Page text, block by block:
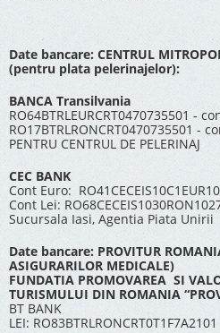
Date bancare: CENTRUL
(pentru plata pelerinajelor):
BANCA Transilvania
RO64BTRLEURCRT0470735501 -
RO17BTRLRONCRT0470735501 -
PENTRU CENTRUL DE PELERINAJ
CEC BANK
Cont Euro:
Cont Lei:
Sucursala Iasi, Agentia Piata Unirii
Date bancare: PROVITUR
ASIGURARILOR MEDICALE)
FUNDATIA PROMOVAREA SI
TURISMULUI DIN ROMANIA
BT BANK
LEI: RO83BTRLRONCRT0T1F7A2101